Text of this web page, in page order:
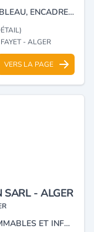
DÉCORATION, CADEAUX, CADRES, TABLEAU, ENCADREMENT ET D'ART MIROIR
- ALGER
VERS LA PAGE
SARL - ALGER
VENTE EN GROS PAPETERIE , CONSOMMABLES ET INFORMATIQUE , ARTICLES BAZAR JOUETS CADEAUX